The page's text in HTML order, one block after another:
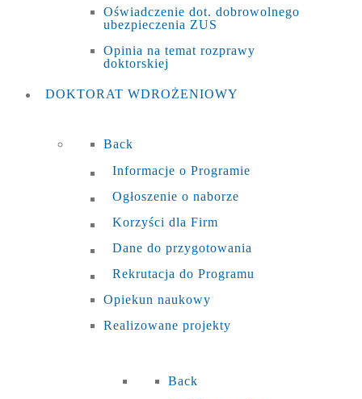
Oświadczenie dot. dobrowolnego
ubezpieczenia ZUS
Opinia na temat rozprawy
doktorskiej
DOKTORAT WDROŻENIOWY
Back
Informacje o Programie
Ogłoszenie o naborze
Korzyści dla Firm
Dane do przygotowania
Rekrutacja do Programu
Opiekun naukowy
Realizowane projekty
Back